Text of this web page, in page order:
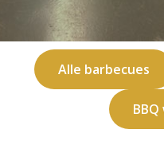
Alle barbecues